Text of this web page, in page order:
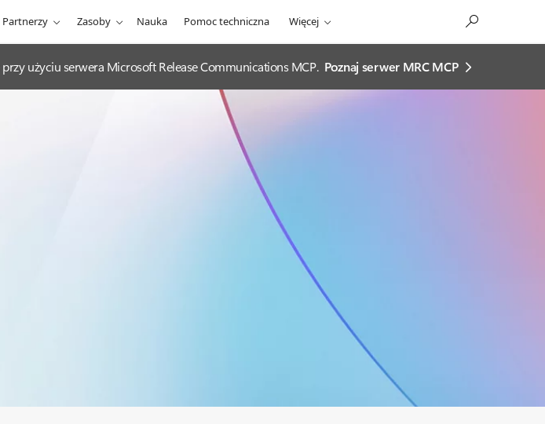
Partnerzy Zasoby Nauka Pomoc techniczna Więcej
użyciu serwera Microsoft Release Communications MCP. Poznaj serwer MRC MCP